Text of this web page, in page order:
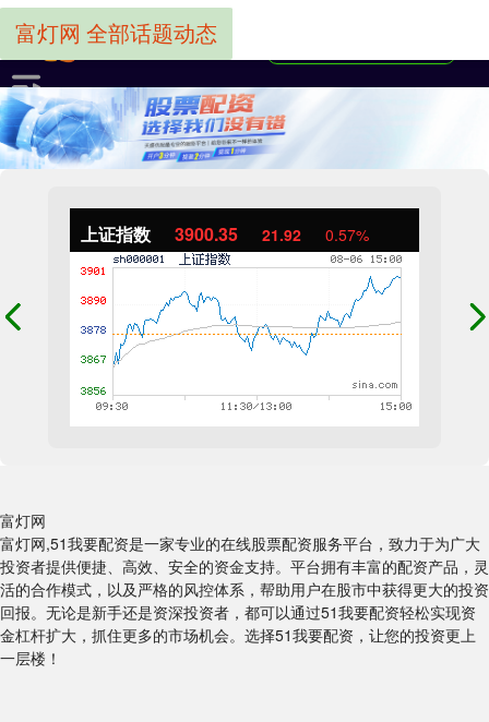
上证指数 3900.35 21.92 0.57%
富灯网
富灯网,51我要配资是一家专业的在线股票配资服务平台，致力于为广大
投资者提供便捷、高效、安全的资金支持。平台拥有丰富的配资产品，灵
活的合作模式，以及严格的风控体系，帮助用户在股市中获得更大的投资
回报。无论是新手还是资深投资者，都可以通过51我要配资轻松实现资
金杠杆扩大，抓住更多的市场机会。选择51我要配资，让您的投资更上
一层楼！
富灯网 全部话题动态